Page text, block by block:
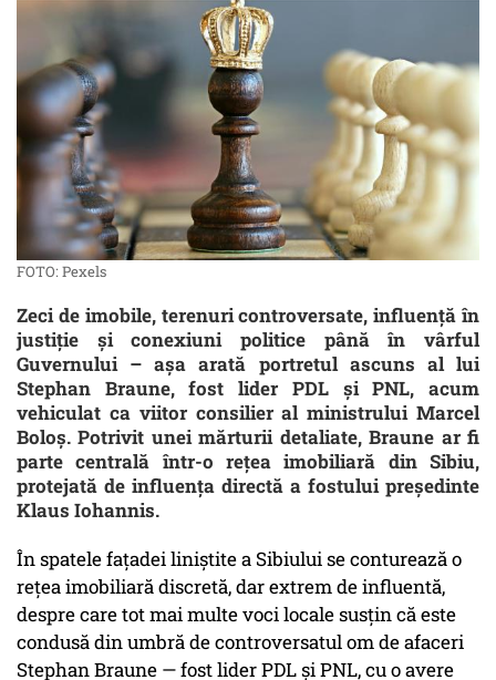
FOTO: Pexels
Zeci de imobile, terenuri controversate, influență în
justiție și conexiuni politice până în vârful
Guvernului – așa arată portretul ascuns al lui
Stephan Braune, fost lider PDL și PNL, acum
vehiculat ca viitor consilier al ministrului Marcel
Boloș. Potrivit unei mărturii detaliate, Braune ar fi
parte centrală într-o rețea imobiliară din Sibiu,
protejată de influența directă a fostului președinte
Klaus Iohannis.
În spatele fațadei liniștite a Sibiului se conturează o
rețea imobiliară discretă, dar extrem de influentă,
despre care tot mai multe voci locale susțin că este
condusă din umbră de controversatul om de afaceri
Stephan Braune — fost lider PDL și PNL, cu o avere